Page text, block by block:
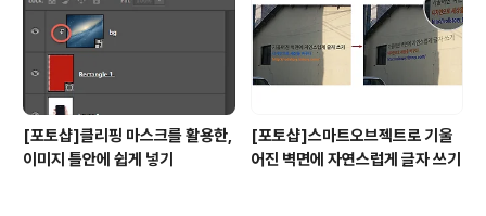
[포토샵]클리핑 마스크를 활용한,
이미지 틀안에 쉽게 넣기
[포토샵]스마트오브젝트로 기울
어진 벽면에 자연스럽게 글자 쓰기